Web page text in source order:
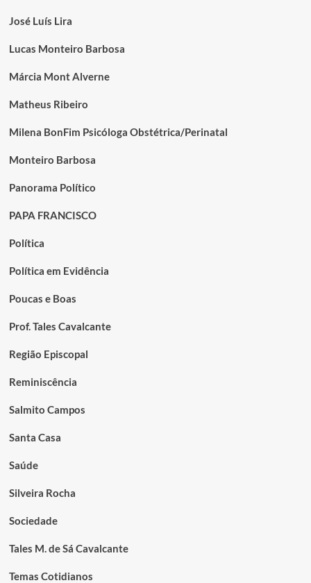
José Luís Lira
Lucas Monteiro Barbosa
Márcia Mont Alverne
Matheus Ribeiro
Milena BonFim Psicóloga Obstétrica/Perinatal
Monteiro Barbosa
Panorama Político
PAPA FRANCISCO
Política
Política em Evidência
Poucas e Boas
Prof. Tales Cavalcante
Região Episcopal
Reminiscência
Salmito Campos
Santa Casa
Saúde
Silveira Rocha
Sociedade
Tales M. de Sá Cavalcante
Temas Cotidianos